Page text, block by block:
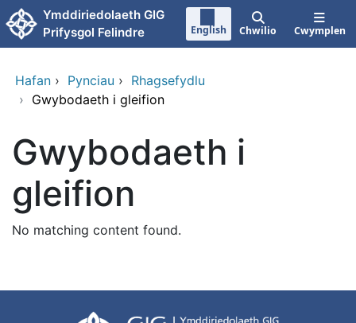
Neidio i'r prif gynnwy
Ymddiriedolaeth GIG
Prifysgol Felindre
English Chwilio Cwymplen
Hafan › Pynciau › Rhagsefydlu
› Gwybodaeth i gleifion
Gwybodaeth i
gleifion
No matching content found.